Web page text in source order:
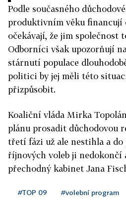
Podle současného
produktivním věku financují
očekávají, že jim společnost
Odborníci však upozorňují
stárnutí populace
politici by jej měli této
přizpůsobit.
Koaliční vláda Mirka
plánu prosadit důchodovou
třetí fázi už ale nestihla a do
říjnových voleb ji nedokončí
přechodný kabinet Jana
#TOP 09 #volební program